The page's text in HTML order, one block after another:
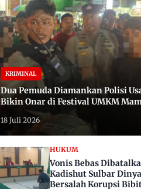
KRIMINAL
Dua Pemuda Diamankan Polisi
Bikin Onar di Festival UMKM
Satu Bawa Badik
18 Juli 2026
HUKUM
Vonis Bebas
Kadishut Sulbar
Bersalah Korupsi